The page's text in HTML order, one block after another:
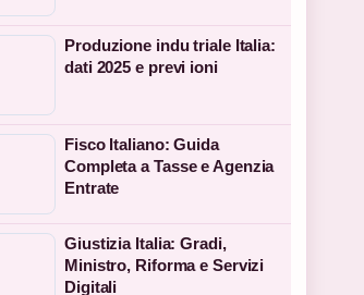
Produzione indu triale Italia:
dati 2025 e previ ioni
Fisco Italiano: Guida
Completa a Tasse e Agenzia
Entrate
Giustizia Italia: Gradi,
Ministro, Riforma e Servizi
Digitali